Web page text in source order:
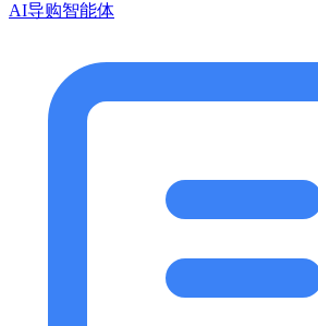
AI导购智能体